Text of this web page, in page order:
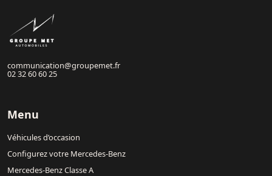
communication@groupemet.fr
02 32 60 60 25
Menu
Véhicules d’occasion
Configurez votre Mercedes-Benz
Mercedes-Benz Classe A